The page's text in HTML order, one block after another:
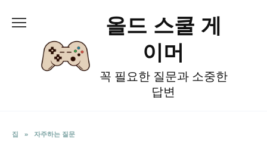
올드 스쿨 게
이머
꼭 필요한 질문과 소중한
답변
집 » 자주하는 질문